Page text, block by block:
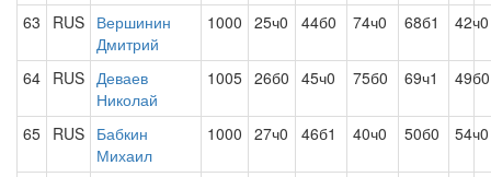
63 RUS Вершинин
Дмитрий
1000 25ч0 44б0 74ч0 68б1 42ч0
64 RUS Деваев
Николай
1005 26б0 45ч0 75б0 69ч1 49б0
65 RUS Бабкин
Михаил
1000 27ч0 46б1 40ч0 50б0 54ч0